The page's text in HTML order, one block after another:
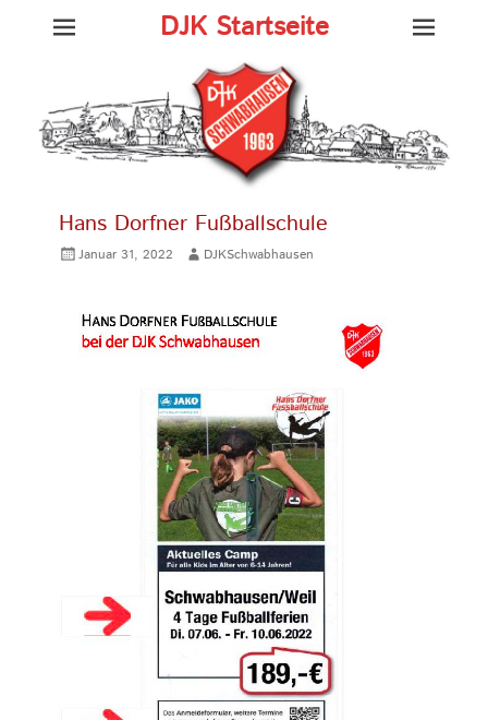
DJK Startseite
Hans Dorfner Fußballschule
Gepostet
Januar 31, 2022 AutorDJKSchwabhausen